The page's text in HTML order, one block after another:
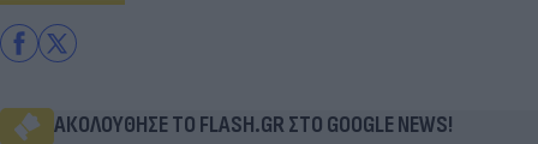
ΑΚΟΛΟΥΘΗΣΕ ΤΟ FLASH.GR ΣΤΟ GOOGLE NEWS!